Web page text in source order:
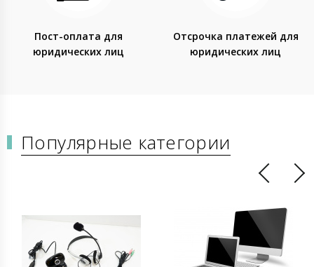
Пост-оплата для
юридических лиц
Отсрочка платежей для
юридических лиц
Популярные категории